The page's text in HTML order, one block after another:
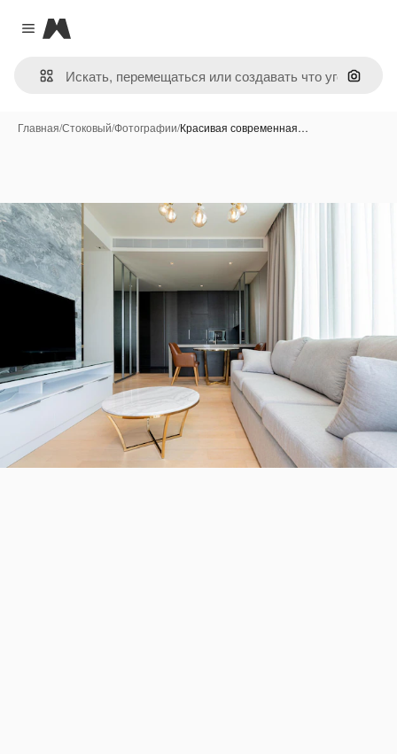
Close menu
Magnific
Поиск
Главная/Стоковый/Фотографии/Красивая современная…